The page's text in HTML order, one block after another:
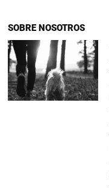
SOBRE NOSOTROS